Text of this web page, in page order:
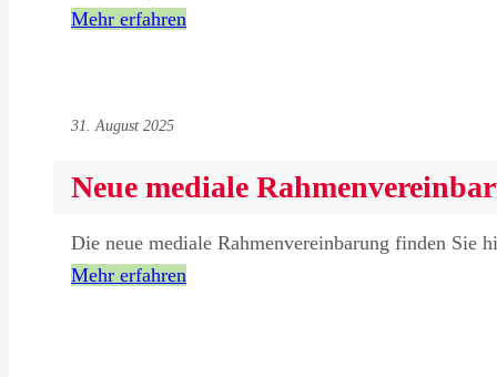
Mehr erfahren
31. August 2025
Neue mediale
Die neue mediale Rahmenvereinbarung finden Sie
Mehr erfahren